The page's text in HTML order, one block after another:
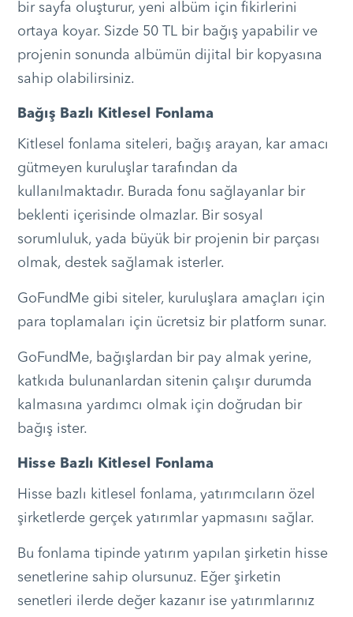
bir sayfa oluşturur, yeni albüm için fikirlerini
ortaya koyar. Sizde 50 TL bir bağış yapabilir ve
projenin sonunda albümün dijital bir kopyasına
sahip olabilirsiniz.
Bağış Bazlı Kitlesel Fonlama
Kitlesel fonlama siteleri, bağış arayan, kar amacı
gütmeyen kuruluşlar tarafından da
kullanılmaktadır. Burada fonu sağlayanlar bir
beklenti içerisinde olmazlar. Bir sosyal
sorumluluk, yada büyük bir projenin bir parçası
olmak, destek sağlamak isterler.
GoFundMe gibi siteler, kuruluşlara amaçları için
para toplamaları için ücretsiz bir platform sunar.
GoFundMe, bağışlardan bir pay almak yerine,
katkıda bulunanlardan sitenin çalışır durumda
kalmasına yardımcı olmak için doğrudan bir
bağış ister.
Hisse Bazlı Kitlesel Fonlama
Hisse bazlı kitlesel fonlama, yatırımcıların özel
şirketlerde gerçek yatırımlar yapmasını sağlar.
Bu fonlama tipinde yatırım yapılan şirketin hisse
senetlerine sahip olursunuz. Eğer şirketin
senetleri ilerde değer kazanır ise yatırımlarınız